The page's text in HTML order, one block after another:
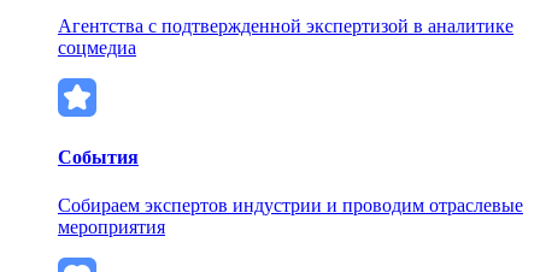
Агентства с подтвержденной экспертизой в аналитике
соцмедиа
События
Собираем экспертов индустрии и проводим отраслевые
мероприятия